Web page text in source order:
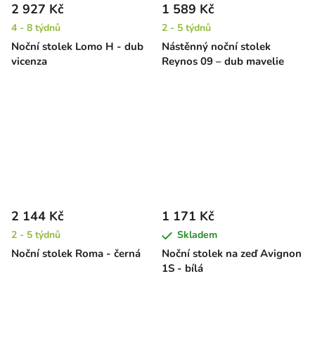
Noční stolek Lomo H - dub
vicenza
2 927 Kč
4 - 8 týdnů
Nástěnný noční stolek
Reynos 09 – dub mavelie
1 589 Kč
2 - 5 týdnů
Noční stolek Roma - černá
2 144 Kč
2 - 5 týdnů
Noční stolek na zeď Avignon
1S - bílá
1 171 Kč
Skladem